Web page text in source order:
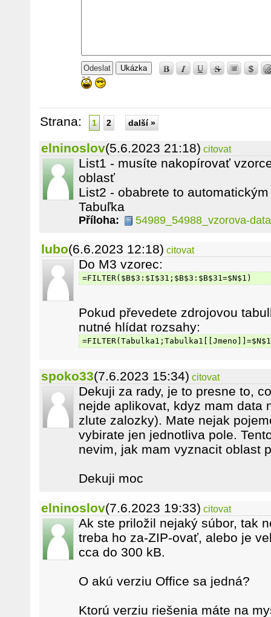
Ukázka
Strana: 1 2 další »
elninoslov(5.6.2023 21:18) citovat
List1 - musíte nakopírovať
oblasť
List2 - obabrete to
Tabuľka
Příloha: 54989_54988_vzorova-
lubo(6.6.2023 12:18) citovat
Do M3 vzorec:
=FILTER($B$3:$I$31;$B$3:$B$31=$N$1)
Pokud převedete zdrojovou
nutné hlídat rozsahy:
spoko33(7.6.2023 15:34) citovat
Dekuji za rady, je to presne to,
nejde aplikovat, kdyz mam data
zlute zalozky). Mate nejak
vybirate jen jednotliva pole.
nevim, jak mam vyznacit oblast
Dekuji moc
elninoslov(7.6.2023 19:33) citovat
Ak ste priložil nejaký súbor, tak
treba ho za-ZIP-ovať, alebo je
cca do 300 kB.
O akú verziu Office sa jedná?
Ktorú verziu riešenia máte na